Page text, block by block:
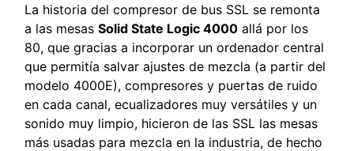
La historia del compresor de bus SSL se remonta
a las mesasSolid State Logic 4000 allá por los
80, que gracias a incorporar un ordenador central
que permitía salvar ajustes de mezcla (a partir del
modelo 4000E), compresores y puertas de ruido
en cada canal, ecualizadores muy versátiles y un
sonido muy limpio, hicieron de las SSL las mesas
más usadas para mezcla en la industria, de hecho